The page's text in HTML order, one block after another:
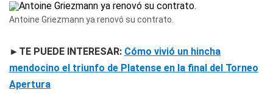
Antoine Griezmann ya renovó su contrato.
►TE PUEDE INTERESAR: Cómo vivió un hincha
mendocino el triunfo de Platense en la final del Torneo
Apertura